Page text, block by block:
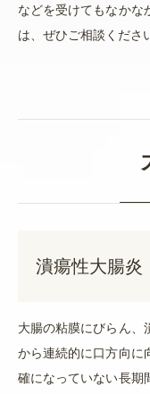
などを受けてもなかな
は、ぜひご相談くださ
潰瘍性大腸炎
大腸の粘膜にびらん、
から連続的に口方向に
確になっていない長期